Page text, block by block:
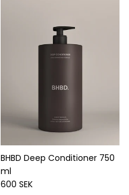
BHBD Deep Conditioner 750
ml
Ordinarie pris
600 SEK